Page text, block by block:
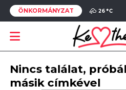
ÖNKORMÁNYZAT 26 °C
Nincs találat,
másik címkével